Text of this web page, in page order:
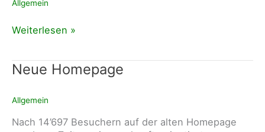
GmbH
Allgemein
Blumenwiese
Weiterlesen »
Neue Homepage
Allgemein
Nach 14’697 Besuchern auf der alten Homepage